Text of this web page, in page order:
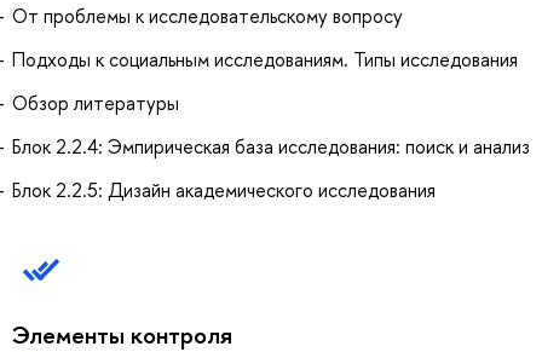
От проблемы к исследовательскому вопросу
Подходы к социальным исследованиям. Типы исследования
Обзор литературы
Блок 2.2.4: Эмпирическая база исследования: поиск и анализ
Блок 2.2.5: Дизайн академического исследования
Элементы контроля